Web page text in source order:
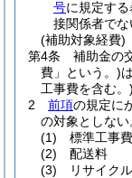
号に規定す
接関係者でな
(補助対象経費)
第4条
補助金の
費」という。)
工事費を含む。)
2
前項の規定に
の対象としない
(1)
標準工事
(2)
配送料
(3)
リサイク